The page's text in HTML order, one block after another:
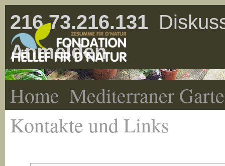
216.73.216.131
Anmelden
Home Mediterraner
Kontakte und Links